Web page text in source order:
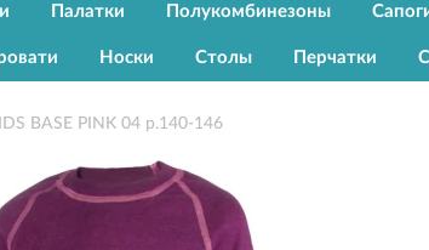
Палатки Полукомбинезоны
Носки Столы Перчатки
BASE PINK 04 р.140-146